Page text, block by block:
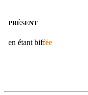
PRÉSENT
en étant biffée